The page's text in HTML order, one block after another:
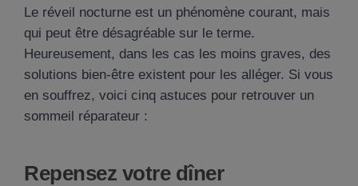
Le réveil nocturne est un phénomène courant, mais
qui peut être désagréable sur le terme.
Heureusement, dans les cas les moins graves, des
solutions bien-être existent pour les alléger. Si vous
en souffrez, voici cinq astuces pour retrouver un
sommeil réparateur :
Repensez votre dîner